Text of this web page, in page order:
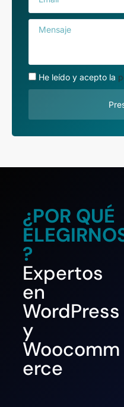
o
a
s
a
j
He leído y acepto la
¿POR QUÉ
?
Expertos
en
WordPress
y
Woocomm
erce